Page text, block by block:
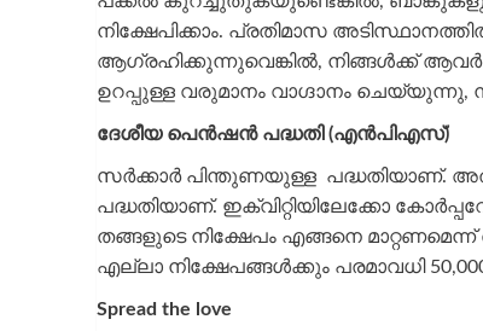
നിക്ഷേപിക്കാം. പ്രതിമാസ
ആഗ്രഹിക്കുന്നുവെങ്കില്‍, നിങ്ങള്‍ക്ക്
ഉറപ്പുള്ള വരുമാനം വാഗ്ദാനം
ദേശീയ പെന്‍ഷന്‍ പദ്ധതി (എന്‍പിഎസ്)
സര്‍ക്കാര്‍ പിന്തുണയുള്ള പദ്ധതിയാണ്.
പദ്ധതിയാണ്. ഇക്വിറ്റിയിലേക്കോ
തങ്ങളുടെ നിക്ഷേപം എങ്ങനെ
എല്ലാ നിക്ഷേപങ്ങള്‍ക്കും പരമാവധി
Spread the love